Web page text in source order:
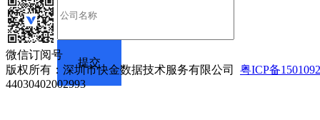
微信订阅号
版权所有：深圳市快金数据技术服务有限公司 粤ICP备
44030402002993